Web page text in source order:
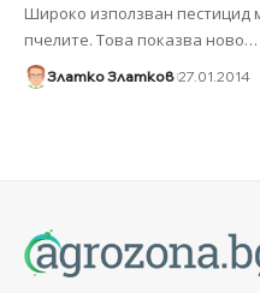
Широко използван пестицид
пчелите. Това показва ново…
Златко Златков 27.01.2014